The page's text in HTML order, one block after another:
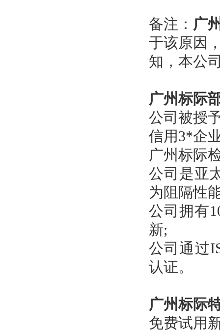
备注： 广
于该原因
知，本公
广州标际
公司被授
信用3*企
广州标际
公司是亚
为阻隔性
公司拥有
新;
公司通过
认证。
广州标际
免费试用